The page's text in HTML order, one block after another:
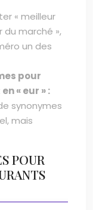
« meilleur
du marché »,
un des
pour
« eur » :
synonymes
mais
POUR